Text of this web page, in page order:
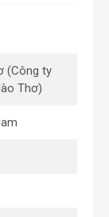
(Công ty
Thơ)